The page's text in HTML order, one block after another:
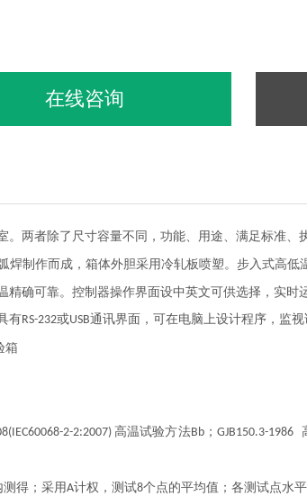
在线咨询
两者除了尺寸容量不同，功能、用途、满足标准、
焊制作而成，箱体外胆采用冷轧板喷塑。步入式高
确可靠。控制器操作界面设中英文可供选择，实时
有RS-232或USB通讯界面，可在电脑上设计程序，监
2-2:2007) 高温试验方法Bb； GJB150.3-1986
得；采用A计权，测试8个点的平均值；各测试点水